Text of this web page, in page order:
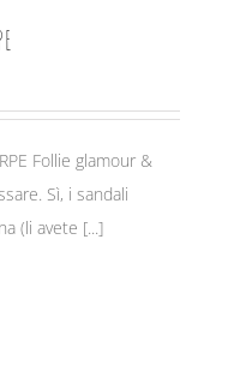
Follie glamour &
Sì, i sandali
(li avete [...]